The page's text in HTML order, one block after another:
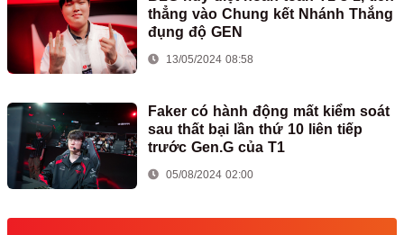
thẳng vào Chung kết Nhánh Thắng
đụng độ GEN
13/05/2024 08:58
Faker có hành động mất kiểm soát
sau thất bại lần thứ 10 liên tiếp
trước Gen.G của T1
05/08/2024 02:00